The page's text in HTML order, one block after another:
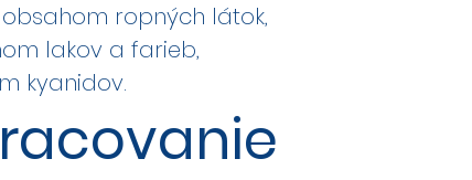
ropných látok,
lakov a farieb,
kyanidov.